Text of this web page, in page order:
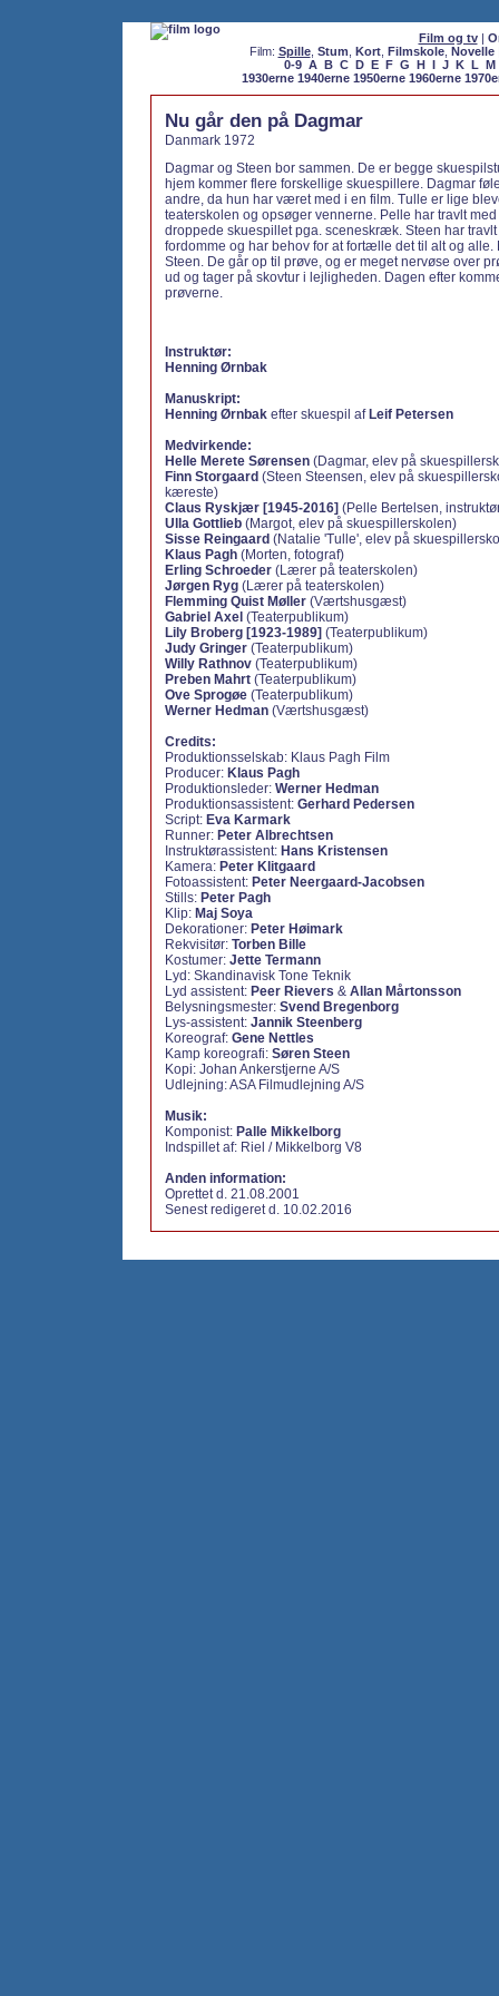
Film og tv|
Film: Spille, Stum Kort, Filmskole, Novelle
0-9 A B C D E F G H I J K L M
1930erne 1940erne 1950erne 1960erne
Nu går den på Dagmar
Danmark 1972
Dagmar og Steen bor sammen. De er begge
hjem kommer flere forskellige skuespillere. Dagmar
andre, da hun har været med i en film. Tulle er lige
teaterskolen og opsøger vennerne. Pelle har travlt
droppede skuespillet pga. sceneskræk. Steen har
fordomme og har behov for at fortælle det til alt og
Steen. De går op til prøve, og er meget nervøse over
ud og tager på skovtur i lejligheden. Dagen efter
prøverne.
Instruktør:
Henning Ørnbak
Manuskript:
Henning Ørnbak efter skuespil af Leif Petersen
Medvirkende:
Helle Merete Sørensen (Dagmar, elev på
Finn Storgaard (Steen Steensen, elev på
kæreste)
Claus Ryskjær [1945-2016] (Pelle Bertelsen,
Ulla Gottlieb (Margot, elev på skuespillerskolen)
Sisse Reingaard (Natalie 'Tulle', elev på
Klaus Pagh (Morten, fotograf)
Erling Schroeder (Lærer på teaterskolen)
Jørgen Ryg (Lærer på teaterskolen)
Flemming Quist Møller (Værtshusgæst)
Gabriel Axel (Teaterpublikum)
Lily Broberg [1923-1989] (Teaterpublikum)
Judy Gringer (Teaterpublikum)
Willy Rathnov (Teaterpublikum)
Preben Mahrt (Teaterpublikum)
Ove Sprogøe (Teaterpublikum)
Werner Hedman (Værtshusgæst)
Credits:
Produktionsselskab: Klaus Pagh Film
Producer: Klaus Pagh
Produktionsleder: Werner Hedman
Produktionsassistent: Gerhard Pedersen
Script: Eva Karmark
Runner: Peter Albrechtsen
Instruktørassistent: Hans Kristensen
Kamera: Peter Klitgaard
Fotoassistent: Peter Neergaard-Jacobsen
Stills: Peter Pagh
Klip: Maj Soya
Dekorationer: Peter Høimark
Rekvisitør: Torben Bille
Kostumer: Jette Termann
Lyd: Skandinavisk Tone Teknik
Lyd assistent: Peer Rievers & Allan Mårtonsson
Belysningsmester: Svend Bregenborg
Lys-assistent: Jannik Steenberg
Koreograf: Gene Nettles
Kamp koreografi: Søren Steen
Kopi: Johan Ankerstjerne A/S
Udlejning: ASA Filmudlejning A/S
Musik:
Komponist: Palle Mikkelborg
Indspillet af: Riel / Mikkelborg V8
Anden information:
Oprettet d. 21.08.2001
Senest redigeret d. 10.02.2016